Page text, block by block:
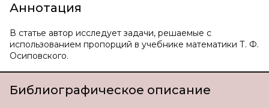
Аннотация
В статье автор исследует задачи, решаемые с
использованием пропорций в учебнике математики Т. Ф.
Осиповского.
Библиографическое описание